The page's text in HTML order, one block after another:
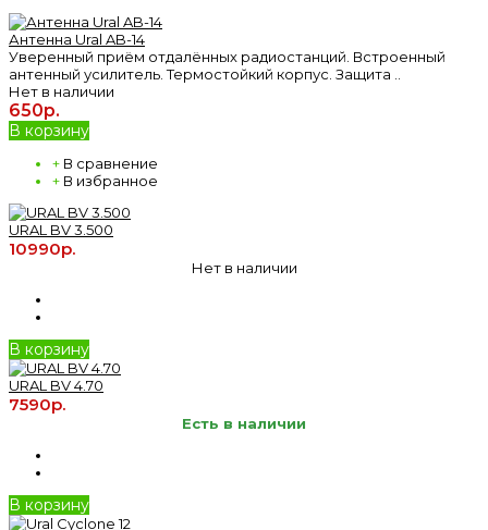
Антенна Ural AB-14
Уверенный приём отдалённых радиостанций. Встроенный
антенный усилитель. Термостойкий корпус. Защита ..
Нет в наличии
650р.
В корзину
+ В сравнение
+ В избранное
URAL BV 3.500
10990р.
Нет в наличии
В корзину
URAL BV 4.70
7590р.
Есть в наличии
В корзину